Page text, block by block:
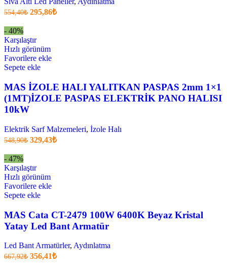
554,40₺ Orijinal
295,86₺Şu
- 40%
Karşılaştır
Hızlı görünüm
Favorilere ekle
Sepete ekle
MAS İZOLE HALI YALITKAN PASPAS 2mm 1×1
(1MT)İZOLE PASPAS ELEKTRİK PANO HALISI
10kW
Elektrik Sarf Malzemeleri, İzole Halı
548,90₺ Orijinal
329,43₺Şu
- 47%
Karşılaştır
Hızlı görünüm
Favorilere ekle
Sepete ekle
MAS Cata CT-2479 100W 6400K Beyaz Kristal
Yatay Led Bant Armatür
Led Bant Armatürler, Aydınlatma
667,92₺ Orijinal
356,41₺Şu